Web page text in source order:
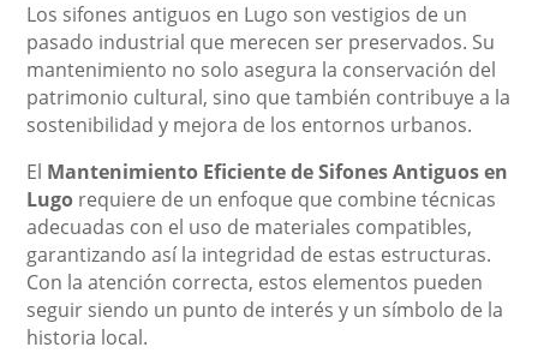
Los sifones antiguos en Lugo son vestigios de un
pasado industrial que merecen ser preservados. Su
mantenimiento no solo asegura la conservación del
patrimonio cultural, sino que también contribuye a la
sostenibilidad y mejora de los entornos urbanos.
El Mantenimiento Eficiente de Sifones Antiguos en
Lugo requiere de un enfoque que combine técnicas
adecuadas con el uso de materiales compatibles,
garantizando así la integridad de estas estructuras.
Con la atención correcta, estos elementos pueden
seguir siendo un punto de interés y un símbolo de la
historia local.